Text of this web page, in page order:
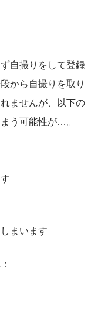
自撮りをして登録
から自撮りを取り
ませんが、以下の
う可能性が…。
まいます